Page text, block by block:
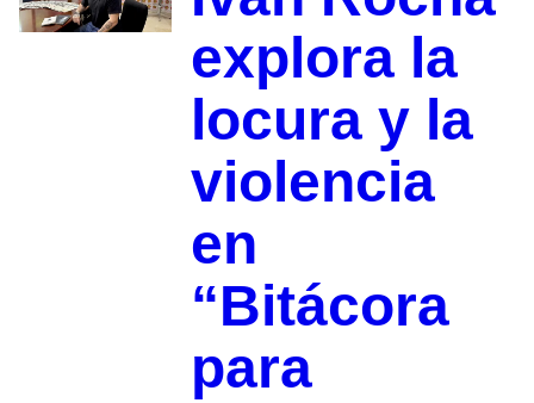
explora la
locura y la
violencia
en
“Bitácora
para